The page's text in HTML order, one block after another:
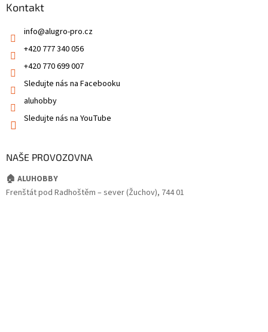
Kontakt
info@alugro-pro.cz
+420 777 340 056
+420 770 699 007
Sledujte nás na Facebooku
aluhobby
Sledujte nás na YouTube
NAŠE PROVOZOVNA
🏠 ALUHOBBY
Frenštát pod Radhoštěm – sever (Žuchov), 744 01